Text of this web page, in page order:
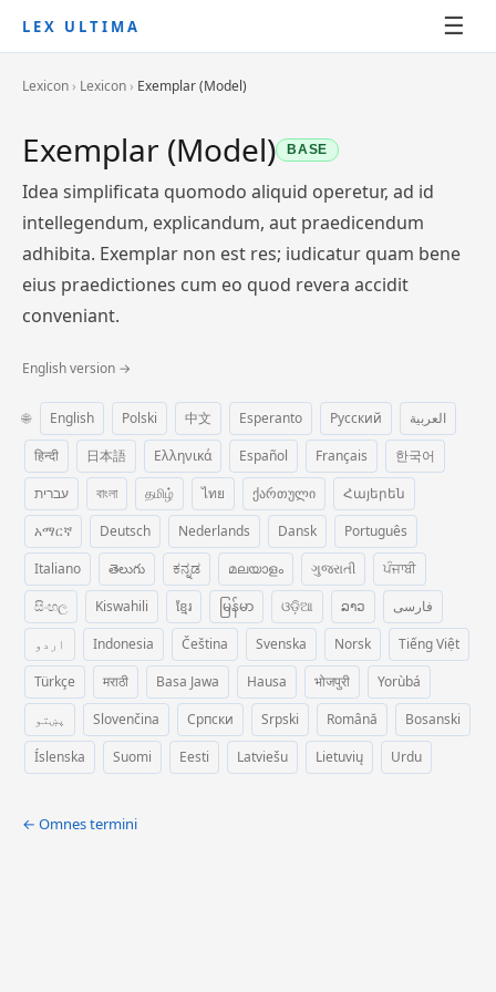
LEX ULTIMA ☰
Lexicon › Lexicon › Exemplar (Model)
Exemplar (Model) BASE
Idea simplificata quomodo aliquid operetur, ad id
intellegendum, explicandum, aut praedicendum
adhibita. Exemplar non est res; iudicatur quam bene
eius praedictiones cum eo quod revera accidit
conveniant.
English version →
🌐 English Polski 中文 Esperanto Русский
العربية
हिन्दी
日本語 Ελληνικά Español Français
한국어
עברית
বাংলা தமிழ் ไทย ქართული
Հայերեն
አማርኛ
Deutsch Nederlands Dansk
Português
Italiano
తెలుగు ಕನ್ನಡ മലയാളം ગુજરાતી
ਪੰਜਾਬੀ
සිංහල
Kiswahili ខ្មែរ မြန်မာ ଓଡ଼ିଆ ລາວ
فارسی
اردو
Indonesia Čeština Svenska Norsk
Tiếng Việt
Türkçe
मराठी Basa Jawa Hausa भोजपुरी
Yorùbá
پښتو
Slovenčina Српски Srpski Română
Bosanski
Íslenska
Suomi Eesti Latviešu Lietuvių Urdu
← Omnes termini